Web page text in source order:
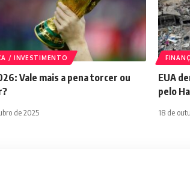
/ INVESTIMENTO
Vale mais a pena torcer ou
de 2025
EUA
pelo
18 de